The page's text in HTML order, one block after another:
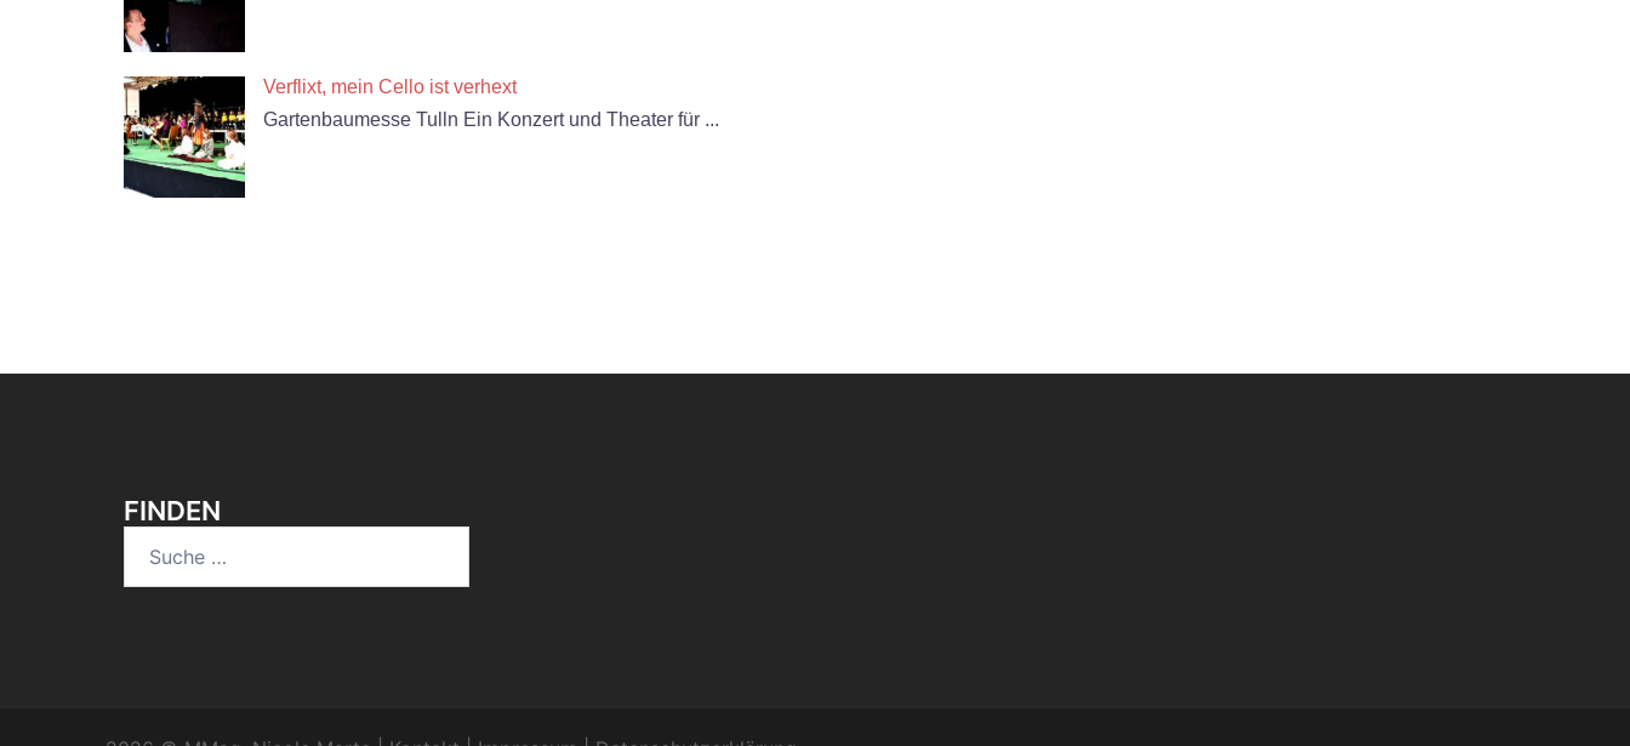
Verflixt, mein Cello ist verhext
Gartenbaumesse Tulln Ein Konzert und Theater für ...
FINDEN